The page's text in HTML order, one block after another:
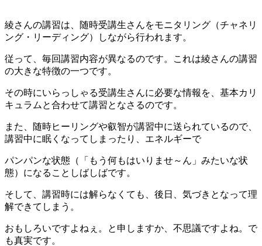
綾さんの講習は、随時受講生さんをモニタリング（チャネリ
ング・リーディング）しながら行われます。
従って、毎回講習内容が異なるのです。
これは綾さんの講習
の大きな特徴の一つです。
その時にいらっしゃる受講生さんに必要な情報を、基本カリ
キュラムと合わせて講習となさるのです。
また、随時ヒーリングや叡智が講習中に送られているので、
講習中に眠くなってしまったり、エネルギーで
パンパンな状態 （「もう何もはいりませ～ん」みたいな状
態）になることしばしばです。
そして、講習時には解らなくても、後日、気づきとなって理
解できてしまう。
おもしろいですよねぇ。と申しますか、不思議ですよね。で
も真実です。